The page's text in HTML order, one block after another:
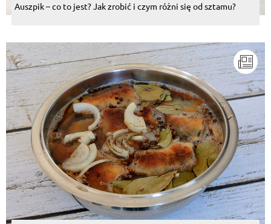
Auszpik – co to jest? Jak zrobić i czym różni się od sztamu?